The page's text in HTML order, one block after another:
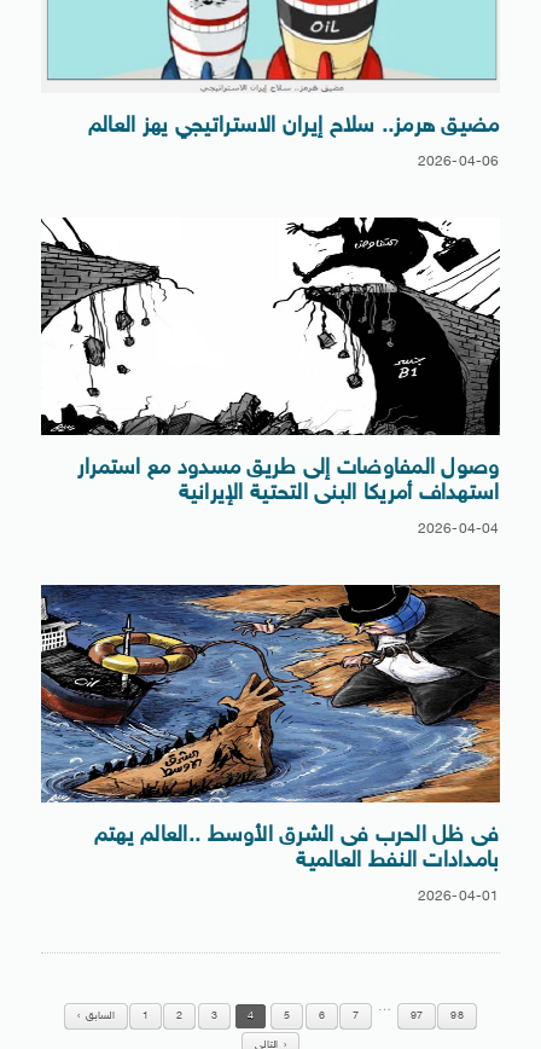
مضيق هرمز.. سلاح إيران الاستراتيجي يهز العالم
2026-04-06
وصول المفاوضات إلى طريق مسدود مع استمرار
استهداف أمريكا البنى التحتية الإيرانية
2026-04-04
فى ظل الحرب فى الشرق الأوسط ..العالم يهتم
بامدادات النفط العالمية
2026-04-01
السابق 1 2 3 4 5 6 7
…
97 98
التالي